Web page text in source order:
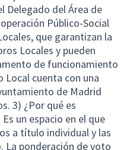
Delegado del Área de
Público-Social
que garantizan la
Locales y pueden
de funcionamiento
Local cuenta con una
de Madrid
3) ¿Por qué es
un espacio en el que
a título individual y las
La ponderación de voto